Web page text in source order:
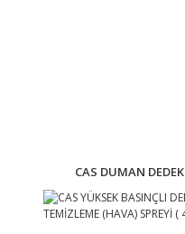
CAS DUMAN